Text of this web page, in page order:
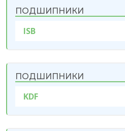
ПОДШИПНИКИ
ISB
ПОДШИПНИКИ
KDF